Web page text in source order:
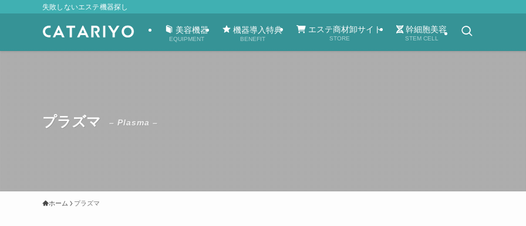
失敗しないエステ機器探し
美容機器
EQUIPMENT
機器導入特典
BENEFIT
エステ商材卸サイト
STORE
幹細胞美容
STEM CELL
プラズマ – Plasma –
ホーム プラズマ